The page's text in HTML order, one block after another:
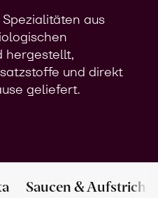
aus
hergestellt,
und direkt
geliefert.
Saucen & Aufstriche